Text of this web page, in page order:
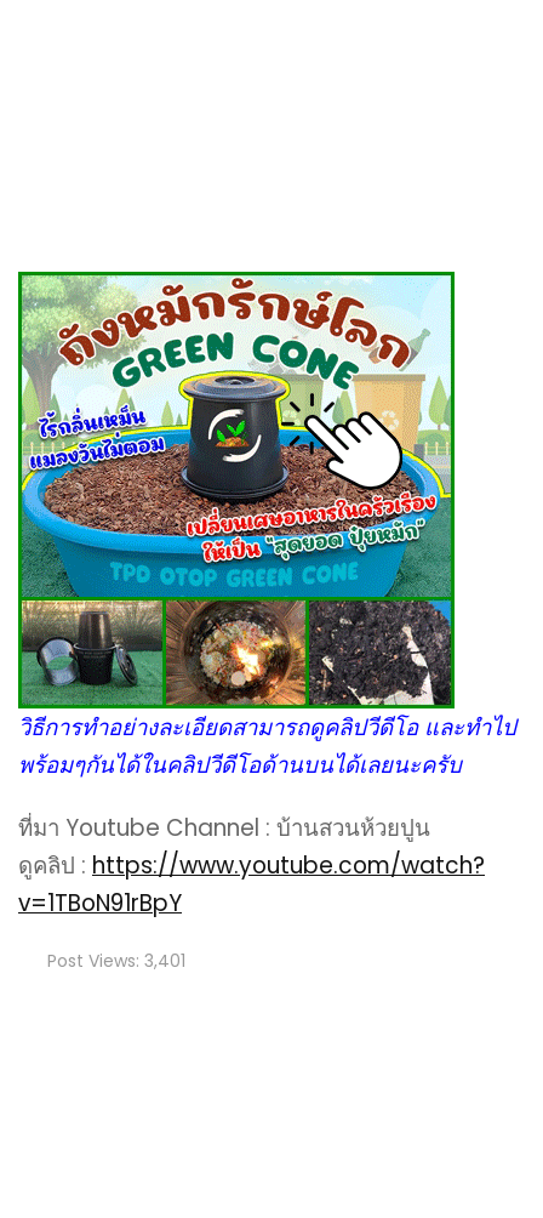
วิธีการทำอย่างละเอียดสามารถดูคลิปวีดีโอ และทำไป
พร้อมๆกันได้ในคลิปวีดีโอด้านบนได้เลยนะครับ
ที่มา Youtube Channel : บ้านสวนห้วยปูน
ดูคลิป : https://www.youtube.com/watch?
v=1TBoN91rBpY
Post Views: 3,401